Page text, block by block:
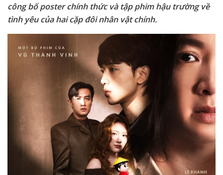
công bố poster chính thức và tập phim hậu trường về
tình yêu của hai cặp đôi nhân vật chính.